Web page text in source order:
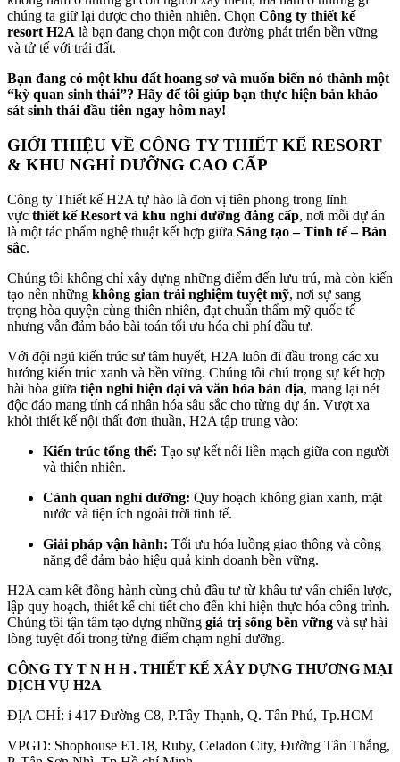
chúng ta giữ lại được cho thiên nhiên. Chọn Công ty thiết kế
resort H2A là bạn đang chọn một con đường phát triển bền vững
và tử tế với trái đất.
Bạn đang có một khu đất hoang sơ và muốn biến nó thành một
“kỳ quan sinh thái”? Hãy để tôi giúp bạn thực hiện bản khảo
sát sinh thái đầu tiên ngay hôm nay!
GIỚI THIỆU VỀ CÔNG TY THIẾT KẾ RESORT
& KHU NGHỈ DƯỠNG CAO CẤP
Công ty Thiết kế H2A tự hào là đơn vị tiên phong trong lĩnh
vực thiết kế Resort và khu nghỉ dưỡng đẳng cấp, nơi mỗi dự án
là một tác phẩm nghệ thuật kết hợp giữa Sáng tạo – Tinh tế – Bản
sắc.
Chúng tôi không chỉ xây dựng những điểm đến lưu trú, mà còn kiến
tạo nên những không gian trải nghiệm tuyệt mỹ, nơi sự sang
trọng hòa quyện cùng thiên nhiên, đạt chuẩn thẩm mỹ quốc tế
nhưng vẫn đảm bảo bài toán tối ưu hóa chi phí đầu tư.
Với đội ngũ kiến trúc sư tâm huyết, H2A luôn đi đầu trong các xu
hướng kiến trúc xanh và bền vững. Chúng tôi chú trọng sự kết hợp
hài hòa giữa tiện nghi hiện đại và văn hóa bản địa, mang lại nét
độc đáo mang tính cá nhân hóa sâu sắc cho từng dự án. Vượt xa
khỏi thiết kế nội thất đơn thuần, H2A tập trung vào:
Kiến trúc tổng thể: Tạo sự kết nối liền mạch giữa con người
và thiên nhiên.
Cảnh quan nghỉ dưỡng: Quy hoạch không gian xanh, mặt
nước và tiện ích ngoài trời tinh tế.
Giải pháp vận hành: Tối ưu hóa luồng giao thông và công
năng để đảm bảo hiệu quả kinh doanh bền vững.
H2A cam kết đồng hành cùng chủ đầu tư từ khâu tư vấn chiến lược,
lập quy hoạch, thiết kế chi tiết cho đến khi hiện thực hóa công trình.
Chúng tôi tận tâm tạo dựng những giá trị sống bền vững và sự hài
lòng tuyệt đối trong từng điểm chạm nghỉ dưỡng.
CÔNG TY T N H H . THIẾT KẾ XÂY DỰNG THƯƠNG MẠI
DỊCH VỤ H2A
ĐỊA CHỈ: i 417 Đường C8, P.Tây Thạnh, Q. Tân Phú, Tp.HCM
VPGD: Shophouse E1.18, Ruby, Celadon City, Đường Tân Thắng,